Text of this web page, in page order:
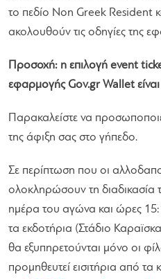
το πεδίο Non Greek Resident
ακολουθούν τις οδηγίες της
Προσοχή: η επιλογή event
εφαρμογής Gov.gr Wallet
Παρακαλείστε να
της άφιξη σας στο γήπεδο.
Σε περίπτωση που οι
ολοκληρώσουν τη διαδικασία
ημέρα του αγώνα και ώρες
τα εκδοτήρια (Στάδιο
θα εξυπηρετούνται μόνο οι
προμηθευτεί εισιτήρια από τα